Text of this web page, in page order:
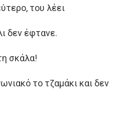
του λέει
δεν έφτανε.
σκάλα!
το τζαμάκι και δεν